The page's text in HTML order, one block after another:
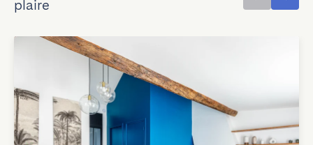
plaire